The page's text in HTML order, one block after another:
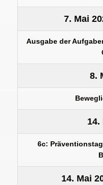
7. Mai
Ausgabe der
8.
14.
6c:
14. Mai